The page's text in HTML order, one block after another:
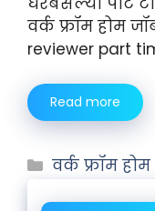
वर्क फ्रॉम होम
reviewer part
Read more
वर्क फ्रॉम होम